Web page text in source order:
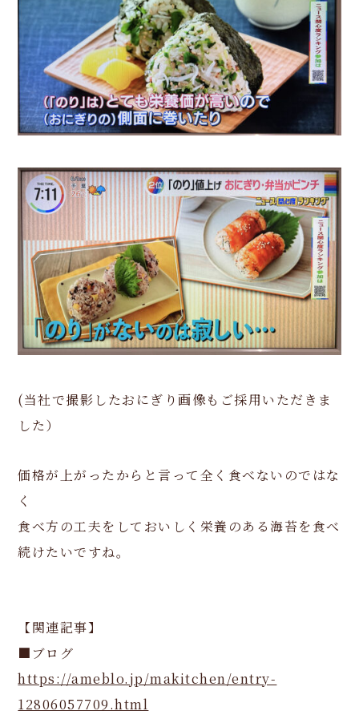
(当社で撮影したおにぎり画像もご採用いただきま
した）
価格が上がったからと言って全く食べないのではな
く
食べ方の工夫をしておいしく栄養のある海苔を食べ
続けたいですね。
【関連記事】
■ブログ
https://ameblo.jp/makitchen/entry-
12806057709.html